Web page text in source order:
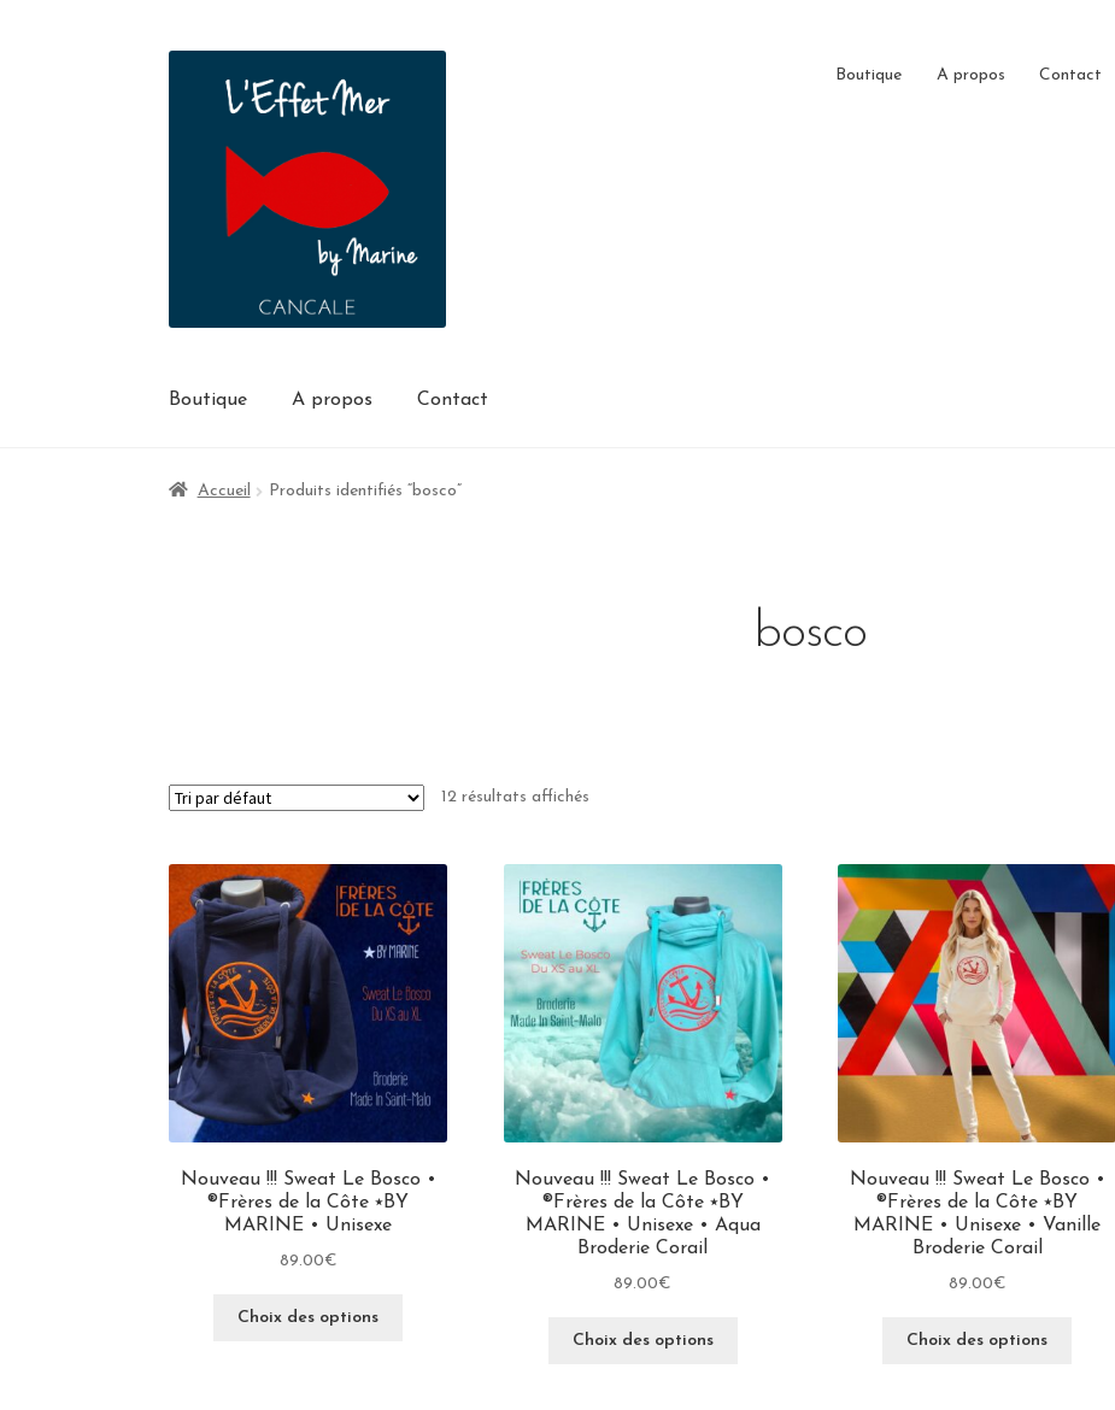
Boutique A propos Contact
Boutique A propos Contact
Accueil Produits identifiés “bosco”
bosco
12 résultats affichés
Nouveau !!! Sweat Le Bosco •
®Frères de la Côte ⭑BY
MARINE • Unisexe
89.00€
Choix des options
Nouveau !!! Sweat Le Bosco •
®Frères de la Côte ⭑BY
MARINE • Unisexe • Aqua
Broderie Corail
89.00€
Choix des options
Nouveau !!! Sweat Le Bosco •
®Frères de la Côte ⭑BY
MARINE • Unisexe • Vanille
Broderie Corail
89.00€
Choix des options